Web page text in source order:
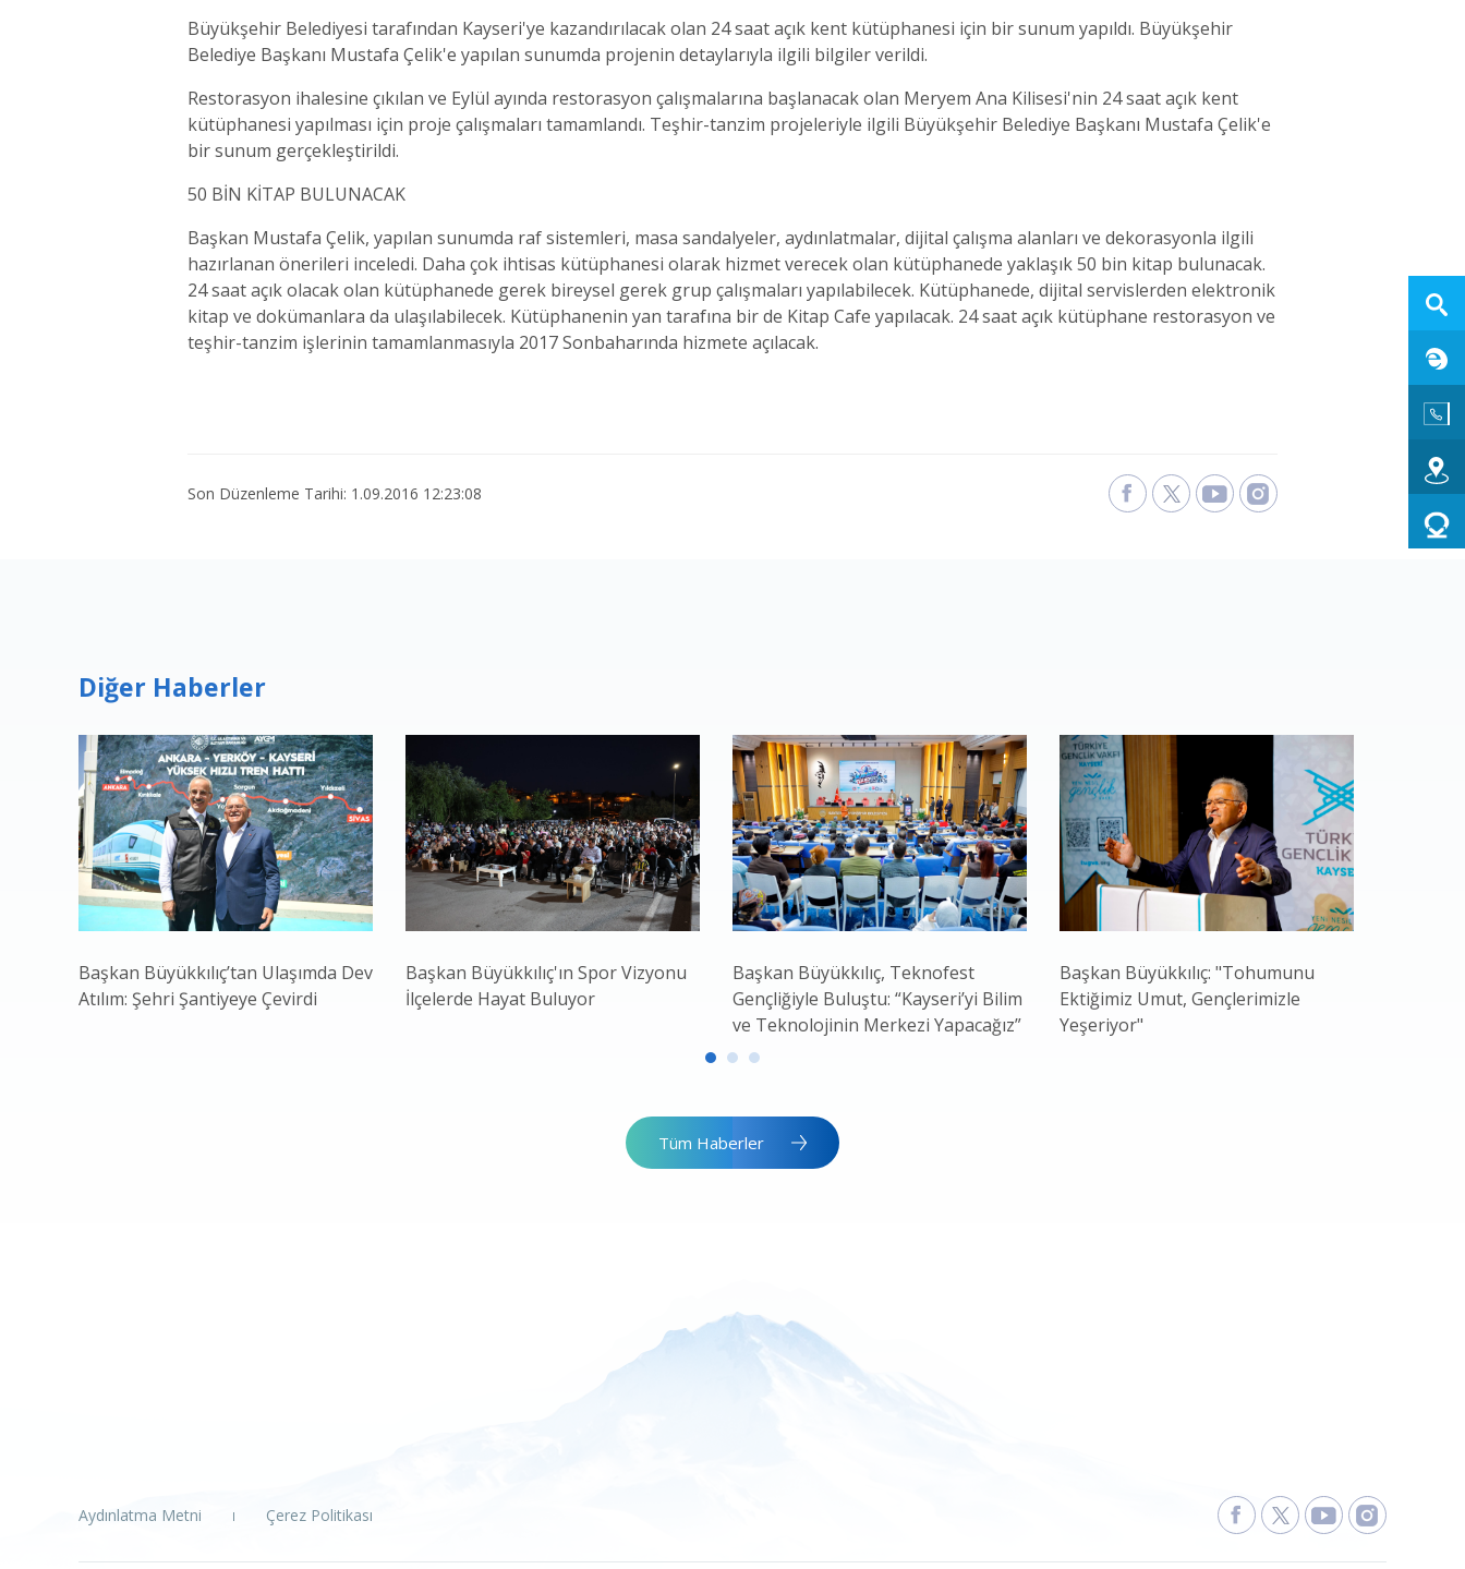
Büyükşehir Belediyesi tarafından Kayseri'ye kazandırılacak olan 24 saat açık kent kütüphanesi için bir sunum yapıldı. Büyükşehir
Belediye Başkanı Mustafa Çelik'e yapılan sunumda projenin detaylarıyla ilgili bilgiler verildi.
Restorasyon ihalesine çıkılan ve Eylül ayında restorasyon çalışmalarına başlanacak olan Meryem Ana Kilisesi'nin 24 saat açık kent
kütüphanesi yapılması için proje çalışmaları tamamlandı. Teşhir-tanzim projeleriyle ilgili Büyükşehir Belediye Başkanı Mustafa Çelik'e
bir sunum gerçekleştirildi.
50 BİN KİTAP BULUNACAK
Başkan Mustafa Çelik, yapılan sunumda raf sistemleri, masa sandalyeler, aydınlatmalar, dijital çalışma alanları ve dekorasyonla ilgili
hazırlanan önerileri inceledi. Daha çok ihtisas kütüphanesi olarak hizmet verecek olan kütüphanede yaklaşık 50 bin kitap bulunacak.
24 saat açık olacak olan kütüphanede gerek bireysel gerek grup çalışmaları yapılabilecek. Kütüphanede, dijital servislerden elektronik
kitap ve dokümanlara da ulaşılabilecek. Kütüphanenin yan tarafına bir de Kitap Cafe yapılacak. 24 saat açık kütüphane restorasyon ve
teşhir-tanzim işlerinin tamamlanmasıyla 2017 Sonbaharında hizmete açılacak.
Son Düzenleme Tarihi: 1.09.2016 12:23:08
Diğer Haberler
Başkan Büyükkılıç’tan Ulaşımda Dev
Atılım: Şehri Şantiyeye Çevirdi
Başkan Büyükkılıç'ın Spor Vizyonu
İlçelerde Hayat Buluyor
Başkan Büyükkılıç, Teknofest
Gençliğiyle Buluştu: “Kayseri’yi Bilim
ve Teknolojinin Merkezi Yapacağız”
Başkan Büyükkılıç: "Tohumunu
Ektiğimiz Umut, Gençlerimizle
Yeşeriyor"
Tüm Haberler
Aydınlatma Metni Çerez Politikası